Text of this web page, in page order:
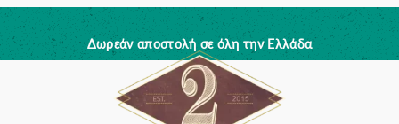
Δωρεάν αποστολή σε όλη την Ελλάδα